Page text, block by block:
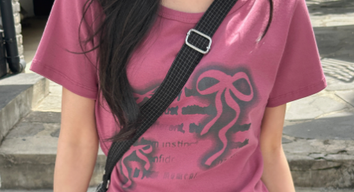
TW
콘텐츠 리뷰 & 혜택 플러스핏 회원혜택
CATEGORY COMMUNITY
도착보장⚡
인플루언서 pick!
신상 5%
ALL
익스클루시브
아우터